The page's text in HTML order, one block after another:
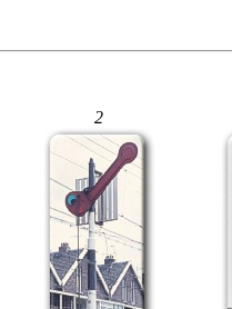
2